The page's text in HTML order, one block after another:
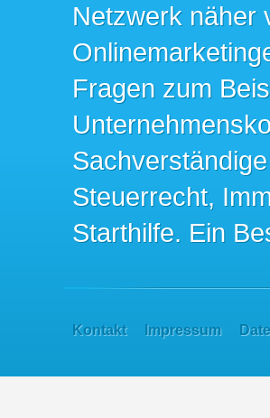
Netzwerk näher
Fragen zum
Steuerrecht,
Starthilfe. Ein
Kontakt Impressum